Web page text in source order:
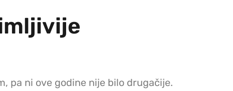
pa ni ove godine nije bilo drugačije.